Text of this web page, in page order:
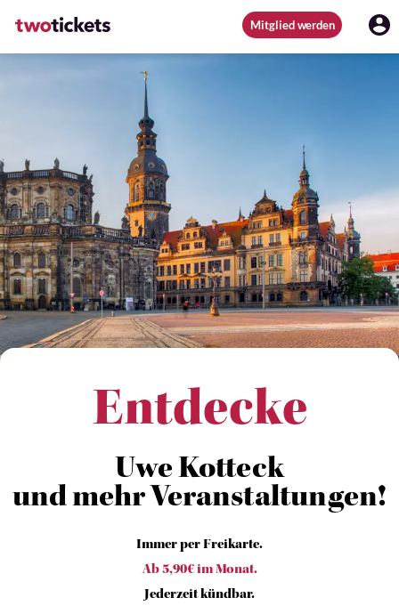
Mitglied werden
Entdecke
Uwe Kotteck
und mehr Veranstaltungen!
Immer per Freikarte.
Ab 5,90€ im Monat.
Jederzeit kündbar.